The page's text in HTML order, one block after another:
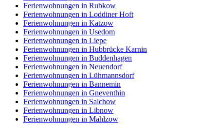
Ferienwohnungen in Rubkow
Ferienwohnungen in Loddiner Hoft
Ferienwohnungen in Katzow
Ferienwohnungen in Usedom
Ferienwohnungen in Liepe
Ferienwohnungen in Hubbrücke Karnin
Ferienwohnungen in Buddenhagen
Ferienwohnungen in Neuendorf
Ferienwohnungen in Lühmannsdorf
Ferienwohnungen in Bannemin
Ferienwohnungen in Gneventhin
Ferienwohnungen in Salchow
Ferienwohnungen in Libnow
Ferienwohnungen in Mahlzow